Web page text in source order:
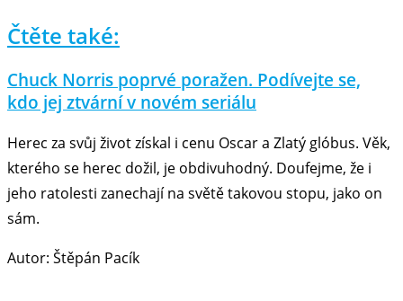
Čtěte také:
Chuck Norris poprvé poražen. Podívejte se,
kdo jej ztvární v novém seriálu
Herec za svůj život získal i cenu Oscar a Zlatý glóbus. Věk,
kterého se herec dožil, je obdivuhodný. Doufejme, že i
jeho ratolesti zanechají na světě takovou stopu, jako on
sám.
Autor: Štěpán Pacík